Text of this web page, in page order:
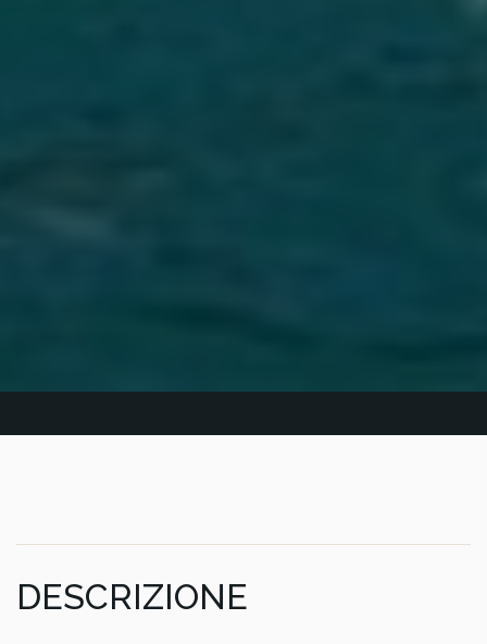
DESCRIZIONE